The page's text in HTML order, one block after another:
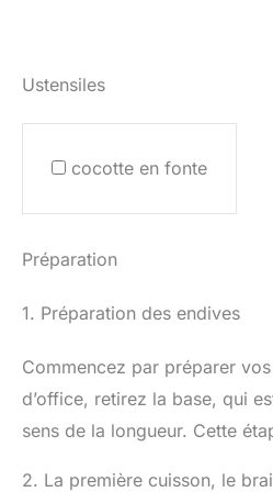
Ustensiles
cocotte en fonte
Préparation
1. Préparation des endives
Commencez par préparer
d’office, retirez la base, qui
sens de la longueur. Cette
2. La première cuisson, le